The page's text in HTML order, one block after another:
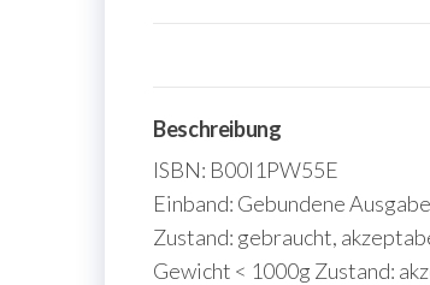
Beschreibung
ISBN: B00I1PW55E
Einband: Gebundene Ausgabe
Zustand: gebraucht,
Gewicht < 1000g Zustand: